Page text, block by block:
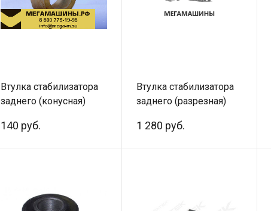
Втулка стабилизатора
заднего (конусная)
140 руб.
Втулка стабилизатора
заднего (разрезная)
H429500000264
1 280 руб.